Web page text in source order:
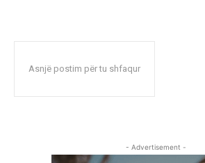
Asnjë postim për tu shfaqur
- Advertisement -